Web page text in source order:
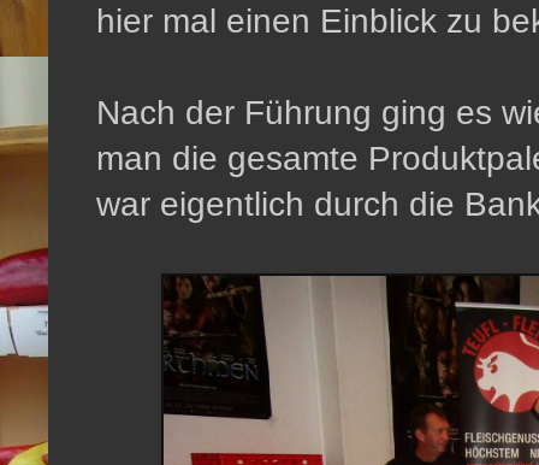
hier mal einen Einblick zu
Nach der Führung ging es
man die gesamte
war eigentlich durch die